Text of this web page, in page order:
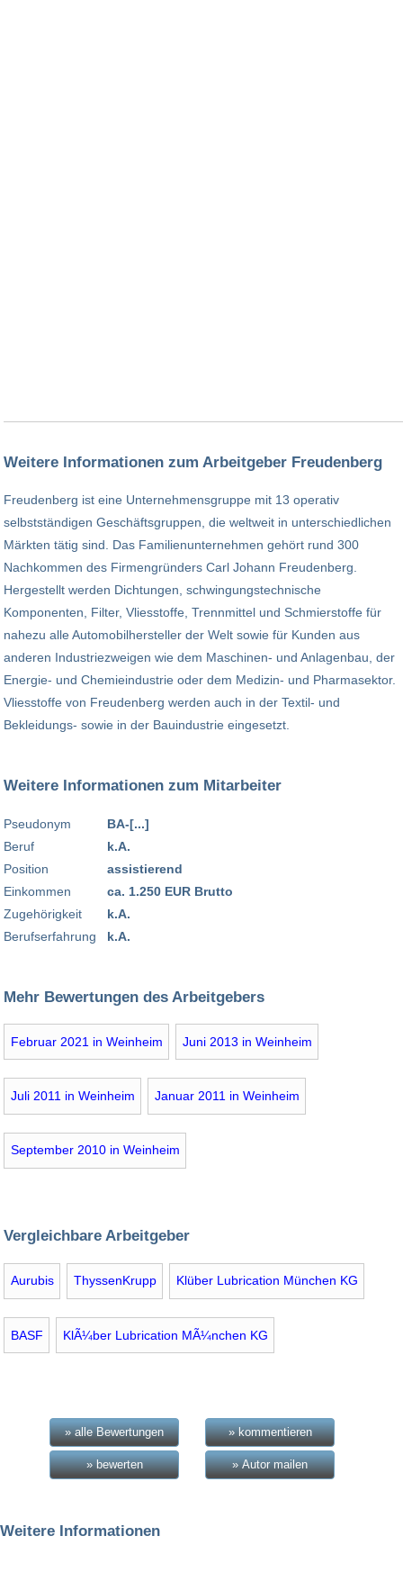
Weitere Informationen zum Arbeitgeber Freudenberg
Freudenberg ist eine Unternehmensgruppe mit 13 operativ
selbstständigen Geschäftsgruppen, die weltweit in unterschiedlichen
Märkten tätig sind. Das Familienunternehmen gehört rund 300
Nachkommen des Firmengründers Carl Johann Freudenberg.
Hergestellt werden Dichtungen, schwingungstechnische
Komponenten, Filter, Vliesstoffe, Trennmittel und Schmierstoffe für
nahezu alle Automobilhersteller der Welt sowie für Kunden aus
anderen Industriezweigen wie dem Maschinen- und Anlagenbau, der
Energie- und Chemieindustrie oder dem Medizin- und Pharmasektor.
Vliesstoffe von Freudenberg werden auch in der Textil- und
Bekleidungs- sowie in der Bauindustrie eingesetzt.
Weitere Informationen zum Mitarbeiter
Pseudonym
Beruf
Position
Einkommen
Zugehörigkeit
Berufserfahrung
BA-[...]
k.A.
assistierend
ca. 1.250 EUR Brutto
k.A.
k.A.
Mehr Bewertungen des Arbeitgebers
Februar 2021 in Weinheim Juni 2013 in Weinheim
Juli 2011 in Weinheim Januar 2011 in Weinheim
September 2010 in Weinheim
Vergleichbare Arbeitgeber
Aurubis ThyssenKrupp Klüber Lubrication München KG
BASF KlÃ¼ber Lubrication MÃ¼nchen KG
» alle Bewertungen » kommentieren
» bewerten » Autor mailen
Weitere Informationen